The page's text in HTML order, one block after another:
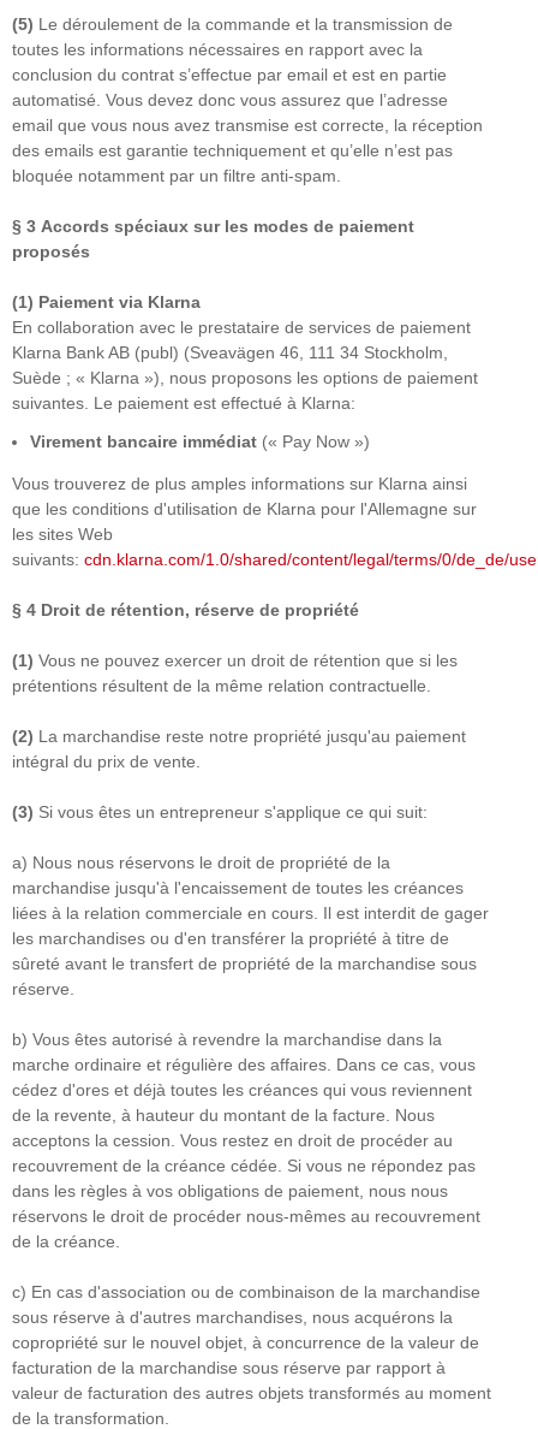
(5) Le déroulement de la commande et la transmission de
toutes les informations nécessaires en rapport avec la
conclusion du contrat s’effectue par email et est en partie
automatisé. Vous devez donc vous assurez que l’adresse
email que vous nous avez transmise est correcte, la réception
des emails est garantie techniquement et qu’elle n’est pas
bloquée notamment par un filtre anti-spam.
§ 3 Accords spéciaux sur les modes de paiement
proposés
(1) Paiement via Klarna
En collaboration avec le prestataire de services de paiement
Klarna Bank AB (publ) (Sveavägen 46, 111 34 Stockholm,
Suède ; « Klarna »), nous proposons les options de paiement
suivantes. Le paiement est effectué à Klarna:
Virement bancaire immédiat (« Pay Now »)
Vous trouverez de plus amples informations sur Klarna ainsi
que les conditions d'utilisation de Klarna pour l'Allemagne sur
les sites Web
suivants: cdn.klarna.com/1.0/shared/content/legal/terms/0/de_de/
§ 4 Droit de rétention, réserve de propriété
(1) Vous ne pouvez exercer un droit de rétention que si les
prétentions résultent de la même relation contractuelle.
(2) La marchandise reste notre propriété jusqu'au paiement
intégral du prix de vente.
(3) Si vous êtes un entrepreneur s'applique ce qui suit:
a) Nous nous réservons le droit de propriété de la
marchandise jusqu'à l'encaissement de toutes les créances
liées à la relation commerciale en cours. Il est interdit de gager
les marchandises ou d'en transférer la propriété à titre de
sûreté avant le transfert de propriété de la marchandise sous
réserve.
b) Vous êtes autorisé à revendre la marchandise dans la
marche ordinaire et régulière des affaires. Dans ce cas, vous
cédez d'ores et déjà toutes les créances qui vous reviennent
de la revente, à hauteur du montant de la facture. Nous
acceptons la cession. Vous restez en droit de procéder au
recouvrement de la créance cédée. Si vous ne répondez pas
dans les règles à vos obligations de paiement, nous nous
réservons le droit de procéder nous-mêmes au recouvrement
de la créance.
c) En cas d'association ou de combinaison de la marchandise
sous réserve à d'autres marchandises, nous acquérons la
copropriété sur le nouvel objet, à concurrence de la valeur de
facturation de la marchandise sous réserve par rapport à
valeur de facturation des autres objets transformés au moment
de la transformation.